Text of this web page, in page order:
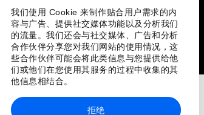
我们使用 Cookie 来制作贴合用户需求的内
容与广告、提供社交媒体功能以及分析我们
的流量。我们还会与社交媒体、广告和分析
合作伙伴分享您对我们网站的使用情况，这
些合作伙伴可能会将此类信息与您提供给他
们或他们在您使用其服务的过程中收集的其
他信息相结合。
拒绝